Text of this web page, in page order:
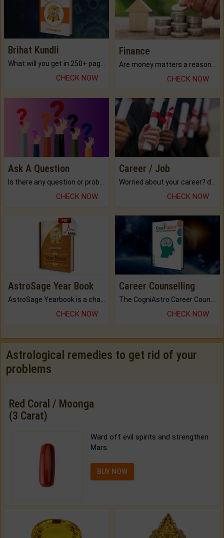
Brihat Kundli
CHECK NOW
Finance
CHECK NOW
Ask A Question
Is there any question or problem lingering.
CHECK NOW
Career / Job
Worried about your career? don't know what is.
CHECK NOW
AstroSage Year Book
AstroSage Yearbook is a channel to fulfill your dreams and destiny.
CHECK NOW
Career Counselling
The CogniAstro Career Counselling Report is the most comprehensive report available on this topic.
CHECK NOW
Astrological remedies to get rid of your
problems
Red Coral / Moonga
(3 Carat)
Ward off evil spirits and strengthen
Mars.
BUY NOW